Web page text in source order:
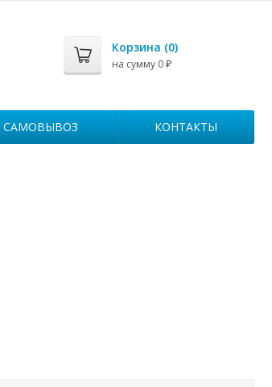
Корзина (0)
на сумму 0 ₽
САМОВЫВОЗ КОНТАКТЫ